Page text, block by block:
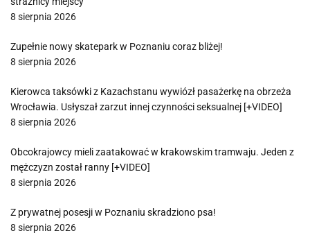
8 sierpnia 2026
Zupełnie nowy skatepark w Poznaniu coraz bliżej!
8 sierpnia 2026
Kierowca taksówki z Kazachstanu wywiózł pasażerkę na obrzeża
Wrocławia. Usłyszał zarzut innej czynności seksualnej [+VIDEO]
8 sierpnia 2026
Obcokrajowcy mieli zaatakować w krakowskim tramwaju. Jeden z
mężczyzn został ranny [+VIDEO]
8 sierpnia 2026
Z prywatnej posesji w Poznaniu skradziono psa!
8 sierpnia 2026